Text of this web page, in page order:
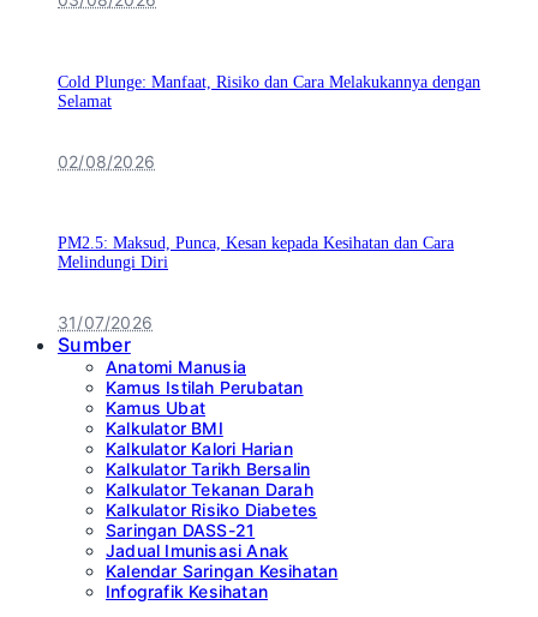
Cold Plunge: Manfaat, Risiko dan Cara Melakukannya dengan
Selamat
02/08/2026
PM2.5: Maksud, Punca, Kesan kepada Kesihatan dan Cara
Melindungi Diri
31/07/2026
Sumber
Anatomi Manusia
Kamus Istilah Perubatan
Kamus Ubat
Kalkulator BMI
Kalkulator Kalori Harian
Kalkulator Tarikh Bersalin
Kalkulator Tekanan Darah
Kalkulator Risiko Diabetes
Saringan DASS-21
Jadual Imunisasi Anak
Kalendar Saringan Kesihatan
Infografik Kesihatan